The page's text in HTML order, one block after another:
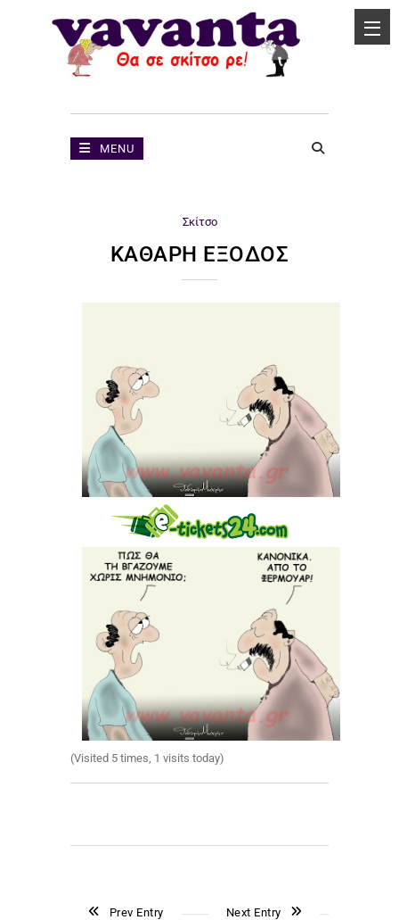
MENU
Σκίτσο
ΚΑΘΑΡΉ ΈΞΟΔΟΣ
(Visited 5 times, 1 visits today)
Prev Entry Next Entry